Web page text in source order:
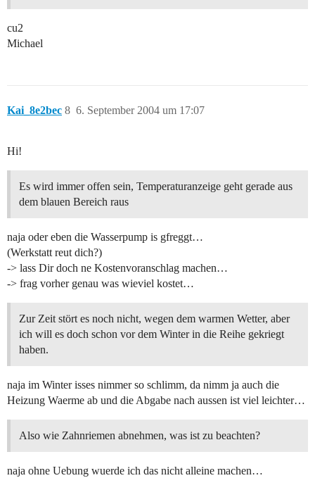
cu2
Michael
Kai_8e2bec 6. September 2004 um 17:07
8
Hi!
Es wird immer offen sein, Temperaturanzeige geht gerade aus
dem blauen Bereich raus
naja oder eben die Wasserpump is gfreggt…
(Werkstatt reut dich?)
-> lass Dir doch ne Kostenvoranschlag machen…
-> frag vorher genau was wieviel kostet…
Zur Zeit stört es noch nicht, wegen dem warmen Wetter, aber
ich will es doch schon vor dem Winter in die Reihe gekriegt
haben.
naja im Winter isses nimmer so schlimm, da nimm ja auch die
Heizung Waerme ab und die Abgabe nach aussen ist viel leichter…
Also wie Zahnriemen abnehmen, was ist zu beachten?
naja ohne Uebung wuerde ich das nicht alleine machen…